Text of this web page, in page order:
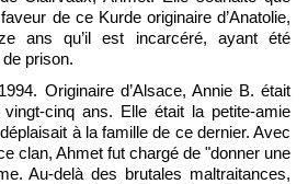
de ce Kurde originaire d’Anatolie,
ans qu’il est incarcéré, ayant été
prison.
Originaire d’Alsace, Annie B. était
vingt-cinq ans. Elle était la petite-amie
à la famille de ce dernier. Avec
clan, Ahmet fut chargé de "donner une
Au-delà des brutales maltraitances,